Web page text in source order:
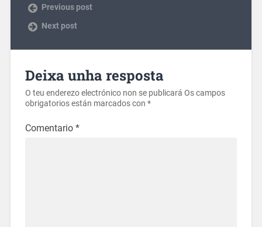
Previous post
Next post
Deixa unha resposta
O teu enderezo electrónico non se publicará Os campos
obrigatorios están marcados con *
Comentario *